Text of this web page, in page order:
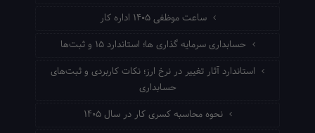
ساعت موظفی ۱۴۰۵ اداره کار
حسابداری سرمایه گذاری ها؛ استاندارد ۱۵ و ثبت‌ها
استاندارد آثار تغییر در نرخ ارز؛ نکات کاربردی و ثبت‌های
حسابداری
نحوه محاسبه کسری کار در سال ۱۴۰۵